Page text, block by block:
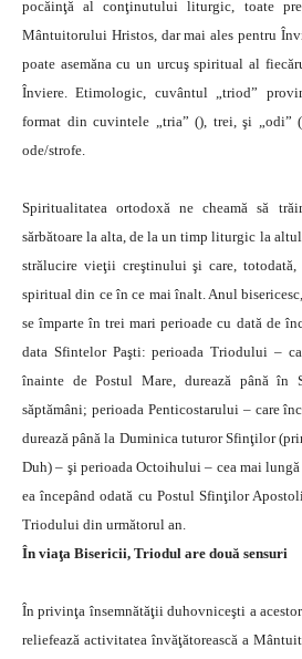
pocăinţă al conţinutului liturgic, toate
Mântuitorului Hristos, dar mai ales pentru
poate asemăna cu un urcuş spiritual al
Înviere. Etimologic, cuvântul „triod”
format din cuvintele „tria” (), trei, şi „odi”
ode/strofe.
Spiritualitatea ortodoxă ne cheamă să
sărbătoare la alta, de la un timp liturgic la
strălucire vieţii creştinului şi care, totodată,
spiritual din ce în ce mai înalt. Anul
se împarte în trei mari perioade cu dată de
data Sfintelor Paşti: perioada Triodului –
înainte de Postul Mare, durează până în
săptămâni; perioada Penticostarului – care
durează până la Duminica tuturor Sfinţilor
Duh) – şi perioada Octoihului – cea mai
ea începând odată cu Postul Sfinţilor
Triodului din următorul an.
În viaţa Bisericii, Triodul are două sensuri
În privinţa însemnătăţii duhovniceşti a
reliefează activitatea învăţătorească a